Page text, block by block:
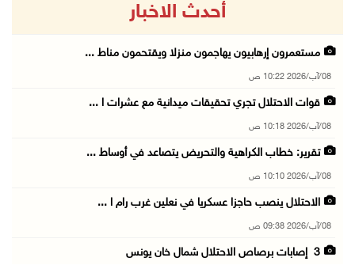
أحدث الاخبار
مستعمرون إرهابيون يهاجمون منزلا ويقتحمون مناط ...
08/آب/2026 10:22 ص
قوات الاحتلال تجري تحقيقات ميدانية مع عشرات ا ...
08/آب/2026 10:18 ص
تقرير: خطاب الكراهية والتحريض يتصاعد في أوساط ...
08/آب/2026 10:10 ص
الاحتلال ينصب حاجزا عسكريا في نعلين غرب رام ا ...
08/آب/2026 09:38 ص
3 إصابات برصاص الاحتلال شمال خان يونس